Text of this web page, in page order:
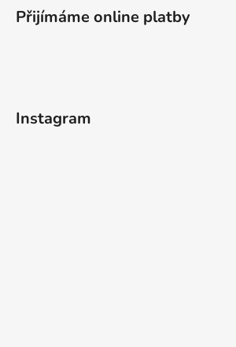
Přijímáme online platby
Instagram